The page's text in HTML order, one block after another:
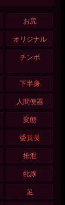
お尻
オリジナル
チンポ
下半身
人間便器
変態
委員長
排泄
牝豚
足